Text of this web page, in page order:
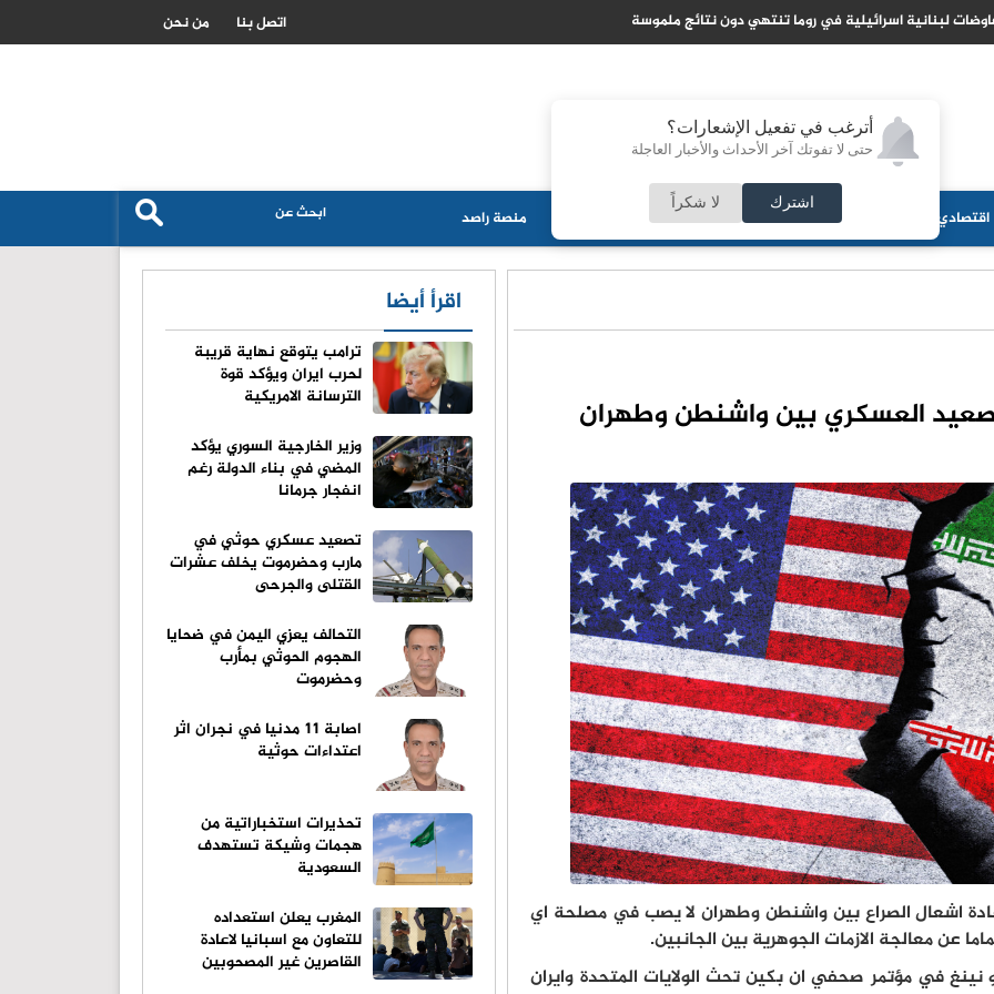
أترغب في تفعيل الإشعارات؟
حتى لا تفوتك آخر الأحداث والأخبار العاجلة
اشترك لا شكراً
لبنانية اسرائيلية في روما تنتهي دون نتائج ملموسة السعودية تتاهب لتصبح مركزا عالميا لتدفقات راس المال الاسلامي
من نحن اتصل بنا
اقتصادي منوعات ثقافة مجلس الأمة منصة راصد
العسكري بين واشنطن وطهران
اشعال الصراع بين واشنطن وطهران لا يصب في مصلحة اي
عن معالجة الازمات الجوهرية بين الجانبين.
نينغ في مؤتمر صحفي ان بكين تحث الولايات المتحدة وايران
اقرأ أيضا
ترامب يتوقع نهاية قريبة
لحرب ايران ويؤكد قوة
الترسانة الامريكية
وزير الخارجية السوري يؤكد
المضي في بناء الدولة رغم
انفجار جرمانا
تصعيد عسكري حوثي في
مارب وحضرموت يخلف عشرات
القتلى والجرحى
التحالف يعزي اليمن في ضحايا
الهجوم الحوثي بمأرب
وحضرموت
اصابة 11 مدنيا في نجران اثر
اعتداءات حوثية
تحذيرات استخباراتية من
هجمات وشيكة تستهدف
السعودية
المغرب يعلن استعداده
للتعاون مع اسبانيا لاعادة
القاصرين غير المصحوبين